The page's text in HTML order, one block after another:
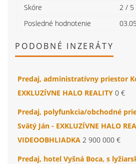
Skóre
2 / 5
Posledné hodnotenie
PODOBNÉ INZERÁTY
Predaj, administratívny priestor
EXKLUZÍVNE HALO REALITY 0 €
Predaj, polyfunkcia/obchodné
Svätý Ján - EXKLUZÍVNE HALO
VIDEOOBHLIADKA 2 900 000 €
Predaj, hotel Vyšná Boca, s